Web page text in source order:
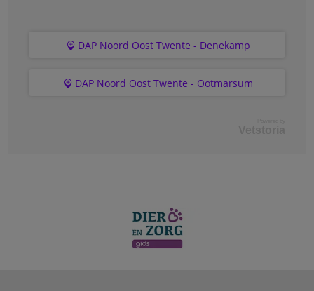
DAP Noord Oost Twente - Denekamp
DAP Noord Oost Twente - Ootmarsum